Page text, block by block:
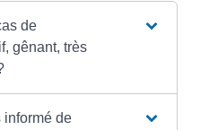
de
gênant, très
informé de